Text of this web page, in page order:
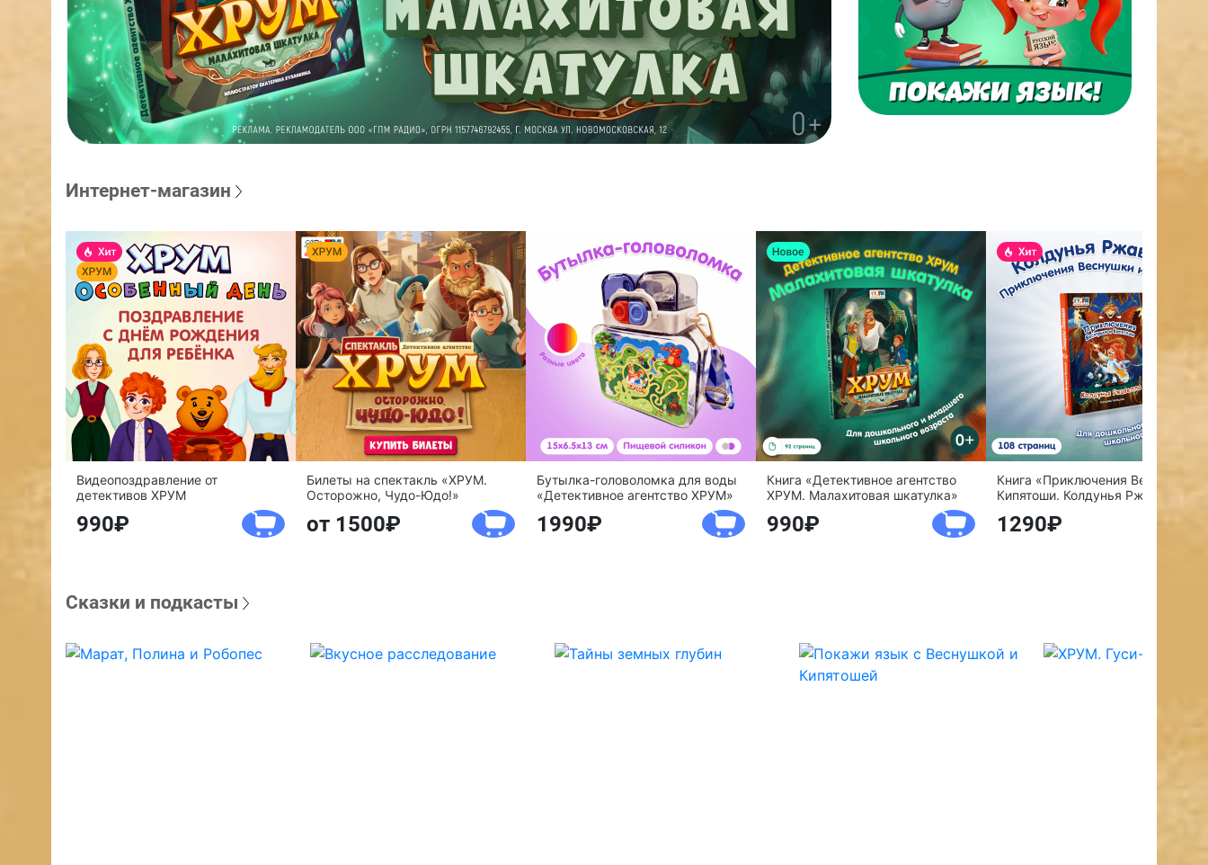
Интернет-магазин
Видеопоздравление от
детективов ХРУМ
990
Билеты на спектакль «ХРУМ.
Осторожно, Чудо-Юдо!»
от 1500
Бутылка-головоломка для воды
«Детективное агентство ХРУМ»
1990
Книга «Детективное агентство
ХРУМ. Малахитовая шкатулка»
990
Книга «Приключения Веснушки и
Кипятоши. Колдунья Ржавелла»
1290
Сказки и подкасты